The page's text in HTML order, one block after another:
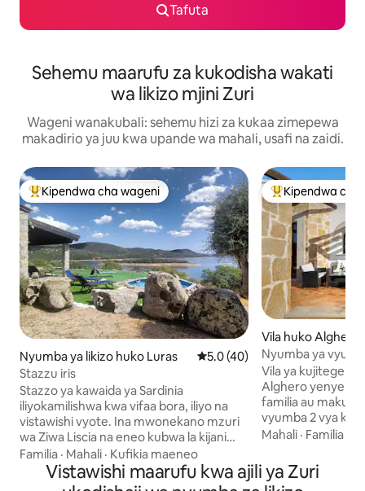
Tafuta
Sehemu maarufu za kukodisha wakati
wa likizo mjini Zuri
Wageni wanakubali: sehemu hizi za kukaa zimepewa
makadirio ya juu kwa upande wa mahali, usafi na zaidi.
Kipendwa maarufu cha wageni
Kipendwa cha wageni
Nyumba ya likizo huko Luras Ukadiriaji wa wastani wa 5.0
5.0 (40)
Stazzu iris
Stazzo ya kawaida ya Sardinia
iliyokamilishwa kwa vifaa bora, iliyo na
vistawishi vyote. Ina mwonekano mzuri
wa Ziwa Liscia na eneo kubwa la kijani
kwa ajili ya kupumzika kwa siku kadhaa.
Ni bora kwa wale wanaoenda kuvua
samaki au kufanya michezo kama vile
Familia · Mahali · Kufikia maeneo
Kipendwa
Kipendwa cha
Vila huko Alghero
Nyumba ya
ya mwonekano
Vila ya
Alghero yenye
familia au
vyumba 2 vya
chumba cha
jiji na Capo
tu kutoka
Mahali · Familia
Vistawishi maarufu kwa ajili ya Zuri